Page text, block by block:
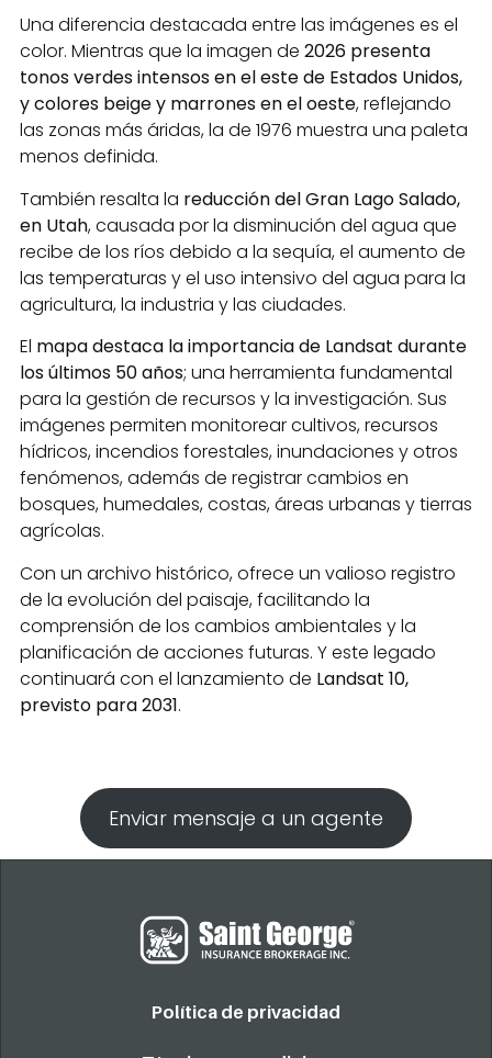
Una diferencia destacada entre las imágenes es el
color. Mientras que la imagen de 2026 presenta
tonos verdes intensos en el este de Estados Unidos,
y colores beige y marrones en el oeste, reflejando
las zonas más áridas, la de 1976 muestra una paleta
menos definida.
También resalta la reducción del Gran Lago Salado,
en Utah, causada por la disminución del agua que
recibe de los ríos debido a la sequía, el aumento de
las temperaturas y el uso intensivo del agua para la
agricultura, la industria y las ciudades.
El mapa destaca la importancia de Landsat durante
los últimos 50 años; una herramienta fundamental
para la gestión de recursos y la investigación. Sus
imágenes permiten monitorear cultivos, recursos
hídricos, incendios forestales, inundaciones y otros
fenómenos, además de registrar cambios en
bosques, humedales, costas, áreas urbanas y tierras
agrícolas.
Con un archivo histórico, ofrece un valioso registro
de la evolución del paisaje, facilitando la
comprensión de los cambios ambientales y la
planificación de acciones futuras. Y este legado
continuará con el lanzamiento de Landsat 10,
previsto para 2031.
Enviar mensaje a un agente
Política de privacidad